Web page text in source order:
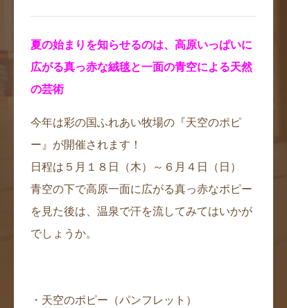
夏の始まりを知らせるのは、高原いっぱいに
広がる真っ赤な絨毯と一面の青空による天然
の芸術
今年は彩の国ふれあい牧場の『天空のポピ
ー』が開催されます！
日程は５月１８日（木）～６月４日（日）
青空の下で高原一面に広がる真っ赤なポピー
を見た後は、温泉で汗を流してみてはいかが
でしょうか。
・天空のポピー（パンフレット）